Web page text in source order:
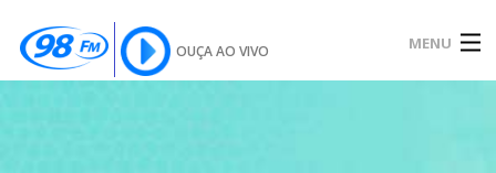
OUÇA AO VIVO MENU